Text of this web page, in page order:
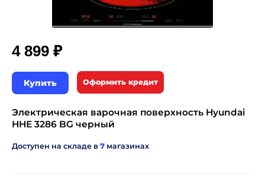
4 899 ₽
Купить Оформить кредит
Электрическая варочная поверхность Hyundai
HHE 3286 BG черный
Доступен на складе в 7 магазинах